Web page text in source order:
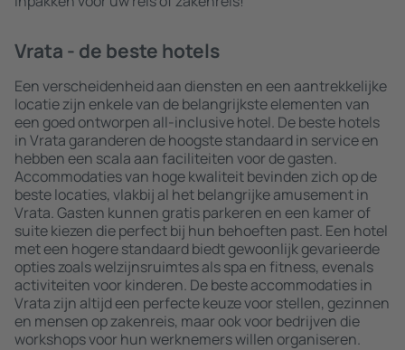
Vrata - de beste hotels
Een verscheidenheid aan diensten en een aantrekkelijke
locatie zijn enkele van de belangrijkste elementen van
een goed ontworpen all-inclusive hotel. De beste hotels
in Vrata garanderen de hoogste standaard in service en
hebben een scala aan faciliteiten voor de gasten.
Accommodaties van hoge kwaliteit bevinden zich op de
beste locaties, vlakbij al het belangrijke amusement in
Vrata. Gasten kunnen gratis parkeren en een kamer of
suite kiezen die perfect bij hun behoeften past. Een hotel
met een hogere standaard biedt gewoonlijk gevarieerde
opties zoals welzijnsruimtes als spa en fitness, evenals
activiteiten voor kinderen. De beste accommodaties in
Vrata zijn altijd een perfecte keuze voor stellen, gezinnen
en mensen op zakenreis, maar ook voor bedrijven die
workshops voor hun werknemers willen organiseren.